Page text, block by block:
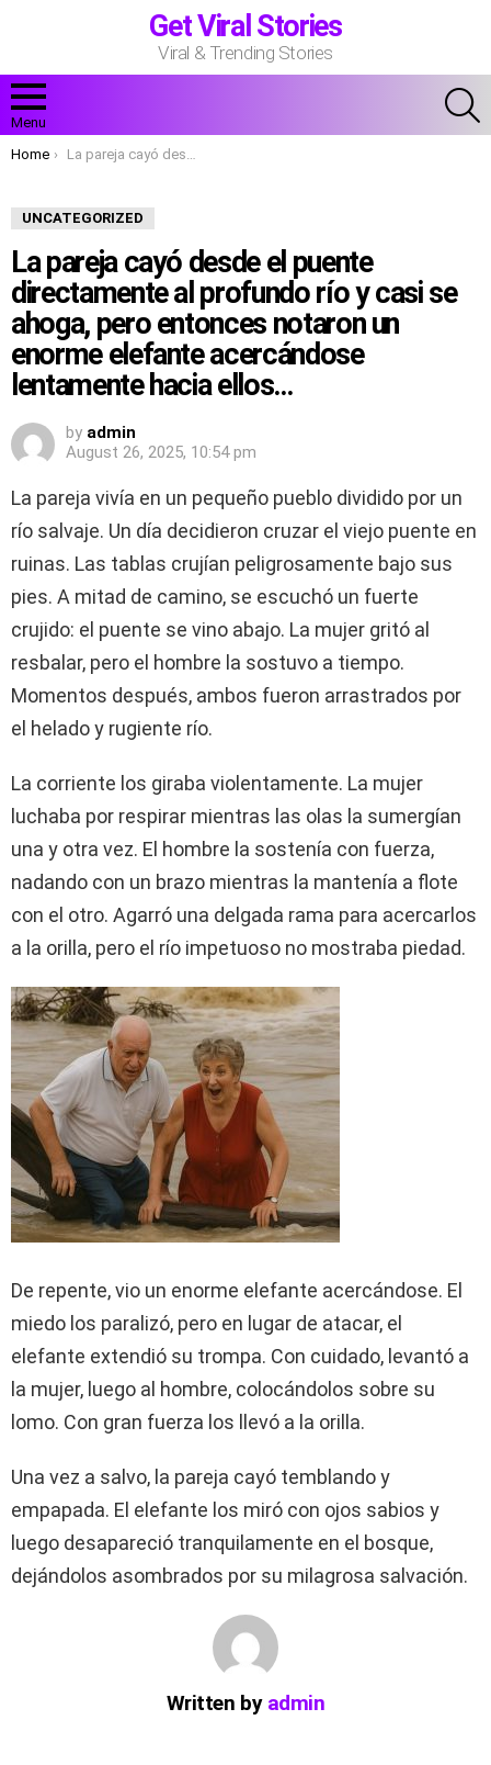
Get Viral Stories
Viral & Trending Stories
Menu
You are here:
Home La pareja cayó desde el puente directamente al profundo río y casi se ahoga, pero entonces notaron un enorme elefante acercándose lentamente hacia ellos…
UNCATEGORIZED
La pareja cayó desde el puente
directamente al profundo río y casi se
ahoga, pero entonces notaron un
enorme elefante acercándose
lentamente hacia ellos…
by admin
August 26, 2025, 10:54 pm
La pareja vivía en un pequeño pueblo dividido por un
río salvaje. Un día decidieron cruzar el viejo puente en
ruinas. Las tablas crujían peligrosamente bajo sus
pies. A mitad de camino, se escuchó un fuerte
crujido: el puente se vino abajo. La mujer gritó al
resbalar, pero el hombre la sostuvo a tiempo.
Momentos después, ambos fueron arrastrados por
el helado y rugiente río.
La corriente los giraba violentamente. La mujer
luchaba por respirar mientras las olas la sumergían
una y otra vez. El hombre la sostenía con fuerza,
nadando con un brazo mientras la mantenía a flote
con el otro. Agarró una delgada rama para acercarlos
a la orilla, pero el río impetuoso no mostraba piedad.
De repente, vio un enorme elefante acercándose. El
miedo los paralizó, pero en lugar de atacar, el
elefante extendió su trompa. Con cuidado, levantó a
la mujer, luego al hombre, colocándolos sobre su
lomo. Con gran fuerza los llevó a la orilla.
Una vez a salvo, la pareja cayó temblando y
empapada. El elefante los miró con ojos sabios y
luego desapareció tranquilamente en el bosque,
dejándolos asombrados por su milagrosa salvación.
Written by admin